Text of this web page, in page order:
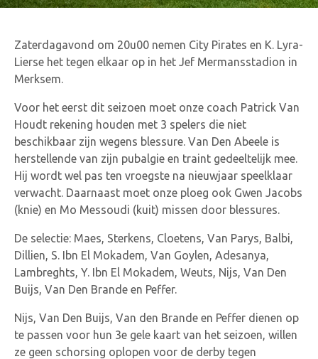
Zaterdagavond om 20u00 nemen City Pirates en K. Lyra-
Lierse het tegen elkaar op in het Jef Mermansstadion in
Merksem.
Voor het eerst dit seizoen moet onze coach Patrick Van
Houdt rekening houden met 3 spelers die niet
beschikbaar zijn wegens blessure. Van Den Abeele is
herstellende van zijn pubalgie en traint gedeeltelijk mee.
Hij wordt wel pas ten vroegste na nieuwjaar speelklaar
verwacht. Daarnaast moet onze ploeg ook Gwen Jacobs
(knie) en Mo Messoudi (kuit) missen door blessures.
De selectie: Maes, Sterkens, Cloetens, Van Parys, Balbi,
Dillien, S. Ibn El Mokadem, Van Goylen, Adesanya,
Lambreghts, Y. Ibn El Mokadem, Weuts, Nijs, Van Den
Buijs, Van Den Brande en Peffer.
Nijs, Van Den Buijs, Van den Brande en Peffer dienen op
te passen voor hun 3e gele kaart van het seizoen, willen
ze geen schorsing oplopen voor de derby tegen